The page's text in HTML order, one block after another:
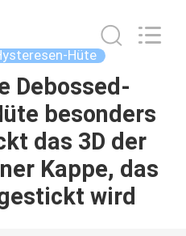
Hüte
Debossed-
besonders
das 3D der
Kappe, das
wird